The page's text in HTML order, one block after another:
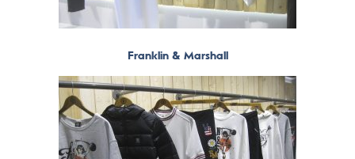
Franklin & Marshall